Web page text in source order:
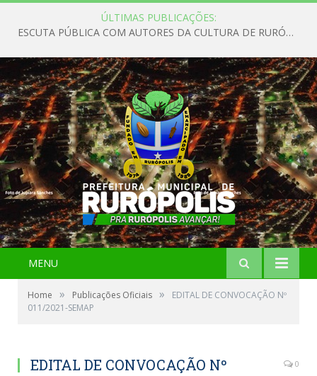
ÚLTIMAS PUBLICAÇÕES:
ESCUTA PÚBLICA COM AUTORES DA CULTURA DE RURÓPOLIS
MENU
Home » Publicações Oficiais »
EDITAL DE CONVOCAÇÃO Nº
011/2021-SEMAP
EDITAL DE CONVOCAÇÃO Nº
0